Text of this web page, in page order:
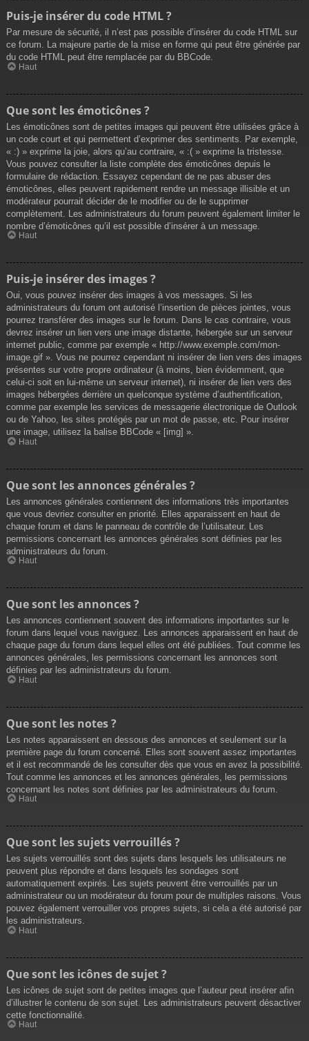
Puis-je insérer du code HTML ?
Par mesure de sécurité, il n’est pas possible d’insérer du code HTML sur
ce forum. La majeure partie de la mise en forme qui peut être générée par
du code HTML peut être remplacée par du BBCode.
Haut
Que sont les émoticônes ?
Les émoticônes sont de petites images qui peuvent être utilisées grâce à
un code court et qui permettent d’exprimer des sentiments. Par exemple,
« :) » exprime la joie, alors qu’au contraire, « :( » exprime la tristesse.
Vous pouvez consulter la liste complète des émoticônes depuis le
formulaire de rédaction. Essayez cependant de ne pas abuser des
émoticônes, elles peuvent rapidement rendre un message illisible et un
modérateur pourrait décider de le modifier ou de le supprimer
complètement. Les administrateurs du forum peuvent également limiter le
nombre d’émoticônes qu’il est possible d’insérer à un message.
Haut
Puis-je insérer des images ?
Oui, vous pouvez insérer des images à vos messages. Si les
administrateurs du forum ont autorisé l’insertion de pièces jointes, vous
pourrez transférer des images sur le forum. Dans le cas contraire, vous
devrez insérer un lien vers une image distante, hébergée sur un serveur
internet public, comme par exemple « http://www.exemple.com/mon-
image.gif ». Vous ne pourrez cependant ni insérer de lien vers des images
présentes sur votre propre ordinateur (à moins, bien évidemment, que
celui-ci soit en lui-même un serveur internet), ni insérer de lien vers des
images hébergées derrière un quelconque système d’authentification,
comme par exemple les services de messagerie électronique de Outlook
ou de Yahoo, les sites protégés par un mot de passe, etc. Pour insérer
une image, utilisez la balise BBCode « [img] ».
Haut
Que sont les annonces générales ?
Les annonces générales contiennent des informations très importantes
que vous devriez consulter en priorité. Elles apparaissent en haut de
chaque forum et dans le panneau de contrôle de l’utilisateur. Les
permissions concernant les annonces générales sont définies par les
administrateurs du forum.
Haut
Que sont les annonces ?
Les annonces contiennent souvent des informations importantes sur le
forum dans lequel vous naviguez. Les annonces apparaissent en haut de
chaque page du forum dans lequel elles ont été publiées. Tout comme les
annonces générales, les permissions concernant les annonces sont
définies par les administrateurs du forum.
Haut
Que sont les notes ?
Les notes apparaissent en dessous des annonces et seulement sur la
première page du forum concerné. Elles sont souvent assez importantes
et il est recommandé de les consulter dès que vous en avez la possibilité.
Tout comme les annonces et les annonces générales, les permissions
concernant les notes sont définies par les administrateurs du forum.
Haut
Que sont les sujets verrouillés ?
Les sujets verrouillés sont des sujets dans lesquels les utilisateurs ne
peuvent plus répondre et dans lesquels les sondages sont
automatiquement expirés. Les sujets peuvent être verrouillés par un
administrateur ou un modérateur du forum pour de multiples raisons. Vous
pouvez également verrouiller vos propres sujets, si cela a été autorisé par
les administrateurs.
Haut
Que sont les icônes de sujet ?
Les icônes de sujet sont de petites images que l’auteur peut insérer afin
d’illustrer le contenu de son sujet. Les administrateurs peuvent désactiver
cette fonctionnalité.
Haut